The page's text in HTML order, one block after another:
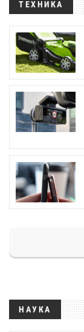
ТЕХНИКА
НАУКА